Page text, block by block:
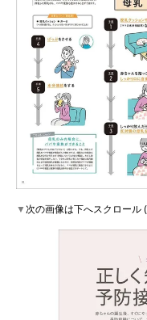
▼次の画像は下へスクロール